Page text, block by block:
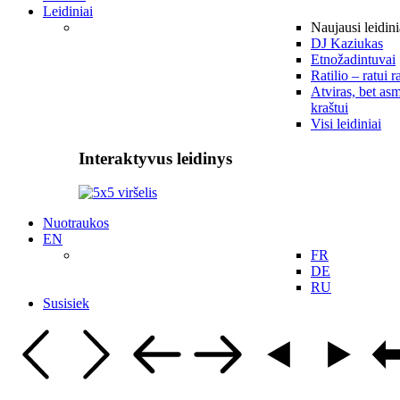
Leidiniai
Naujausi
DJ Kaziukas
Etnožadintuvai
Ratilio – ratui
Atviras, bet
kraštui
Visi leidiniai
Interaktyvus leidinys
Nuotraukos
EN
FR
DE
RU
Susisiek